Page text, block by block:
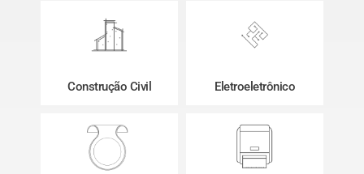
Construção Civil Eletroeletrônico